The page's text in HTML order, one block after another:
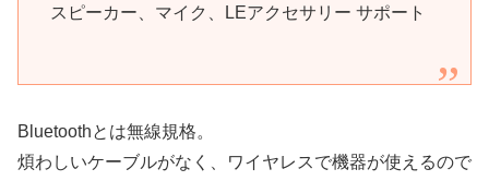
スピーカー、マイク、LEアクセサリー サポート
Bluetoothとは無線規格。
煩わしいケーブルがなく、ワイヤレスで機器が使えるので